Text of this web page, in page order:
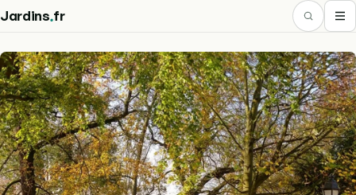
Jardins.fr